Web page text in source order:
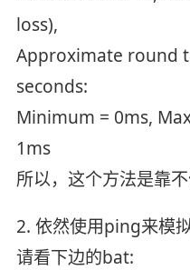
loss),
Approximate round
seconds:
Minimum = 0ms,
1ms
所以，这个方法是靠不
2. 依然使用ping来模拟
请看下边的bat: